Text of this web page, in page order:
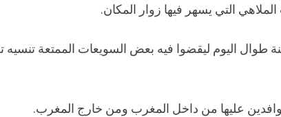
التي يسهر فيها زوار المكان.
طوال اليوم ليقضوا فيه بعض السويعات الممتعة تنسيه
عليها من داخل المغرب ومن خارج المغرب.